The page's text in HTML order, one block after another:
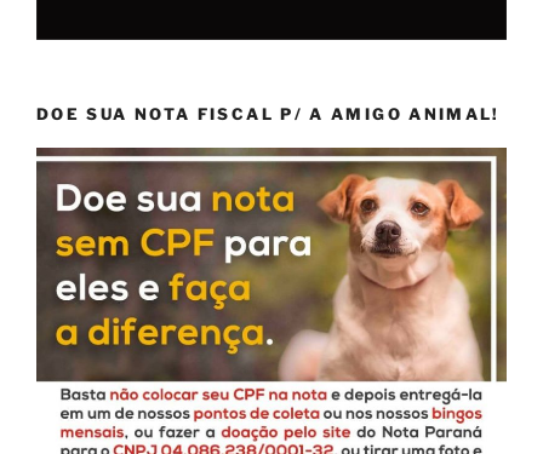
DOE SUA NOTA FISCAL P/ A AMIGO ANIMAL!